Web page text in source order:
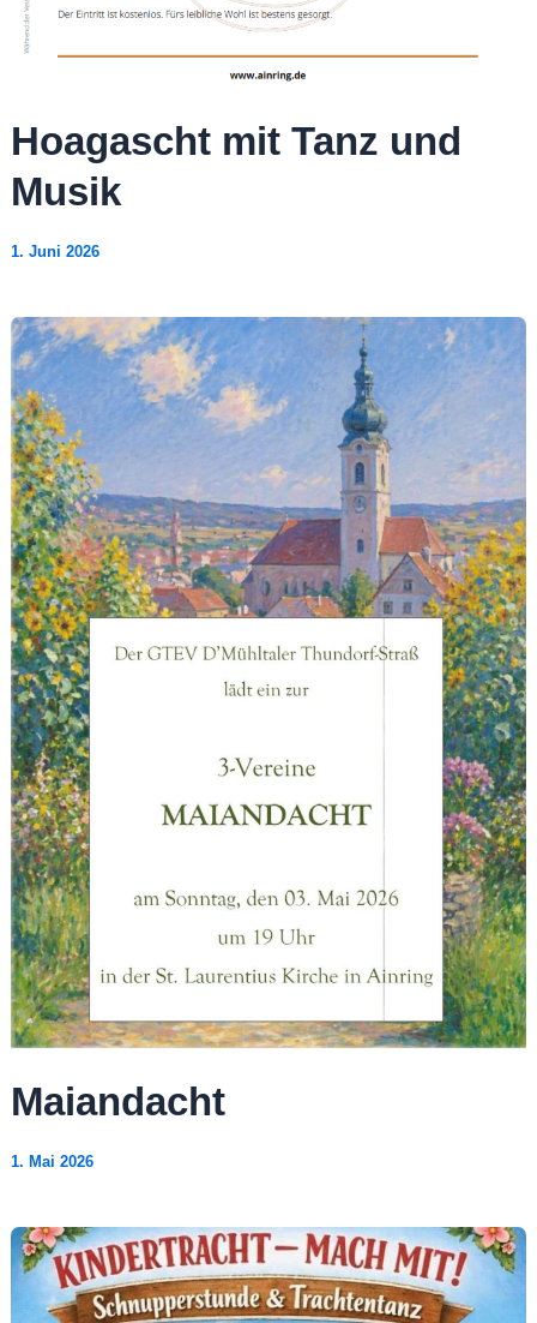
Hoagascht mit Tanz und
Musik
1. Juni 2026
Maiandacht
1. Mai 2026